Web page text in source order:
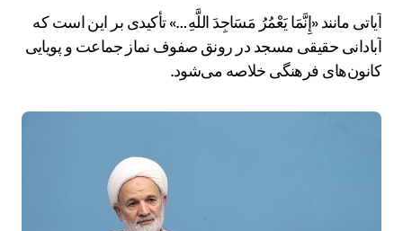
آیاتی مانند «إِنَّمَا یَعْمُرُ مَسَاجِدَ اللَّهِ…» تأکیدی بر این است که
آبادانی حقیقی مسجد در رونق صفوف نماز جماعت و پویایی
کانون‌های فرهنگی خلاصه می‌شود.